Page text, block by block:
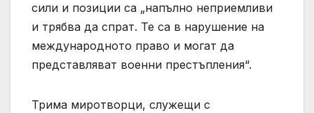
сили и позиции са „напълно неприемливи
и трябва да спрат. Те са в нарушение на
международното право и могат да
представляват военни престъпления“.
Трима миротворци, служещи с